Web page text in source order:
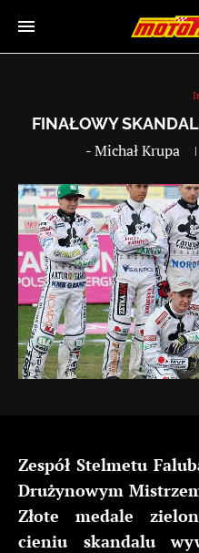
FINAŁOWY
-Michał Krupa
Zespół Stelmetu
Drużynowym
Złote medale
cieniu skandalu